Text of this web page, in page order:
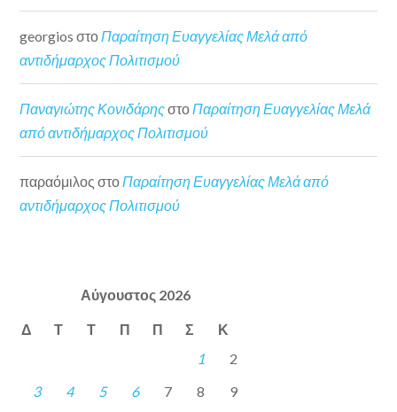
georgios στο Παραίτηση Ευαγγελίας Μελά από
αντιδήμαρχος Πολιτισμού
Παναγιώτης ΚονιδάρηςστοΠαραίτηση Ευαγγελίας Μελά
από αντιδήμαρχος Πολιτισμού
παραόμιλος στοΠαραίτηση Ευαγγελίας Μελά από
αντιδήμαρχος Πολιτισμού
Αύγουστος 2026
Δ Τ Τ Π Π Σ Κ
1
2
3
4 5 6 7 8
9